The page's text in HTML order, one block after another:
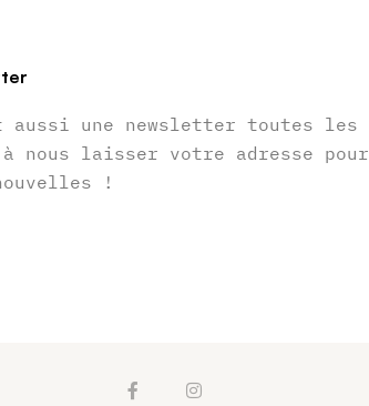
aussi une newsletter toutes les
à nous laisser votre adresse pour
!
F
I